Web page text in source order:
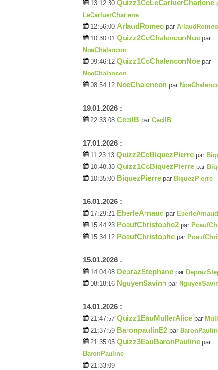
13:12:30 Quizz1CcLeCarluerCharlene
LeCarluerCharlene
12:56:00 ArlaudRomeo par ArlaudRomeo
10:30:01 Quizz2CcChalenconNoe par
NoeChalencon
09:46:12 Quizz1CcChalenconNoe par
NoeChalencon
08:54:12 NoeChalencon par
19.01.2026 :
22:33:08 CecilB par CecilB
17.01.2026 :
11:23:13 Quizz2CcBiquezPierre par
10:48:38 Quizz1CcBiquezPierre par
10:35:00 BiquezPierre par BiquezPierre
16.01.2026 :
17:29:21 EberleArnaud par EberleArnaud
15:44:23 PoeufChristophe2 par
15:34:12 PoeufChristophe par
15.01.2026 :
14:04:08 DeprazStephane par
08:18:16 NguyenSavinh par
14.01.2026 :
21:47:57 Quizz1EauMullerAlice par
21:37:59 BaronpaulinE2 par
21:35:05 Quizz3EauBaronPauline par
BaronPauline
21:33:09